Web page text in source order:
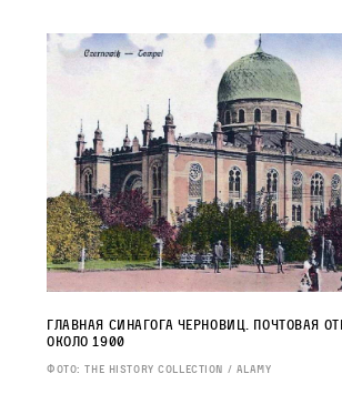
Главная синагога Черновиц. Почтовая
Около 1900
Фото: The History Collection / Alamy